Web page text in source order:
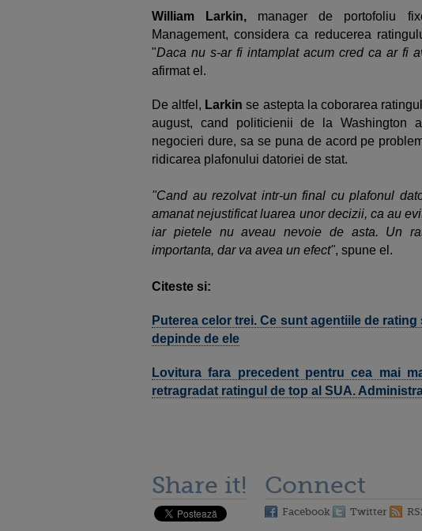
William Larkin, manager de portofoliu
Management, considera ca reducerea
"Daca nu s-ar fi intamplat acum cred ca ar fi
afirmat el.
De altfel, Larkinse astepta la coborarea
august, cand politicienii de la Washington
negocieri dure, sa se puna de acord pe
ridicarea plafonului datoriei de stat.
"Cand au rezolvat intr-un final cu plafonul
amanat nejustificat luarea unor decizii, ca au
iar pietele nu aveau nevoie de asta. Un
importanta, dar va avea un efect", spune el.
Citeste si:
Puterea celor trei. Ce sunt agentiile de
depinde de ele
Lovitura fara precedent pentru cea mai
retragradat ratingul de top al SUA.
Share it! Connect
Facebook Twitter